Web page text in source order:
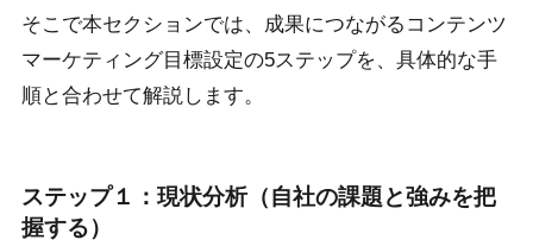
そこで本セクションでは、成果につながるコンテンツ
マーケティング目標設定の5ステップを、具体的な手
順と合わせて解説します。
ステップ１：現状分析（自社の課題と強みを把
握する）